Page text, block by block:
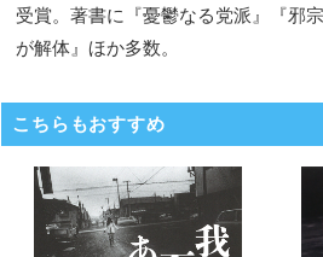
受賞。著書に『憂鬱なる党派』『邪
が解体』ほか多数。
こちらもおすすめ